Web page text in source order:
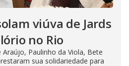
viúva de Jards
no Rio
Araújo, Paulinho da Viola, Bete
sua solidariedade para